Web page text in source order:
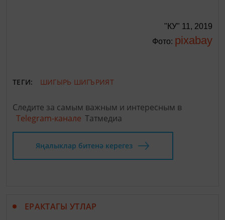
"КУ" 11, 2019
Фото: pixabay
ТЕГИ: ШИГЫРЬ ШИГЪРИЯТ
Следите за самым важным и интересным в
Telegram-канале Татмедиа
Яңалыклар битенә керегез
ЕРАКТАГЫ УТЛАР